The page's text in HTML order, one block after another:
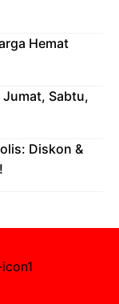
Hemat
Sabtu,
Diskon &